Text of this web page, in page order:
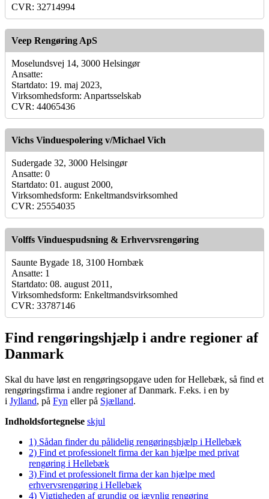
CVR: 32714994
Veep Rengøring ApS
Moselundsvej 14, 3000 Helsingør
Ansatte:
Startdato: 19. maj 2023,
Virksomhedsform: Anpartsselskab
CVR: 44065436
Vichs Vinduespolering v/Michael Vich
Sudergade 32, 3000 Helsingør
Ansatte: 0
Startdato: 01. august 2000,
Virksomhedsform: Enkeltmandsvirksomhed
CVR: 25554035
Volffs Vinduespudsning & Erhvervsrengøring
Saunte Bygade 18, 3100 Hornbæk
Ansatte: 1
Startdato: 08. august 2011,
Virksomhedsform: Enkeltmandsvirksomhed
CVR: 33787146
Find rengøringshjælp i andre regioner af
Danmark
Skal du have løst en rengøringsopgave uden for Hellebæk, så find et
rengøringsfirma i andre regioner af Danmark. F.eks. i en by
i Jylland, på Fyn eller på Sjælland.
Indholdsfortegnelse skjul
1) Sådan finder du pålidelig rengøringshjælp i Hellebæk
2) Find et professionelt firma der kan hjælpe med privat
rengøring i Hellebæk
3) Find et professionelt firma der kan hjælpe med
erhvervsrengøring i Hellebæk
4) Vigtigheden af grundig og jævnlig rengøring